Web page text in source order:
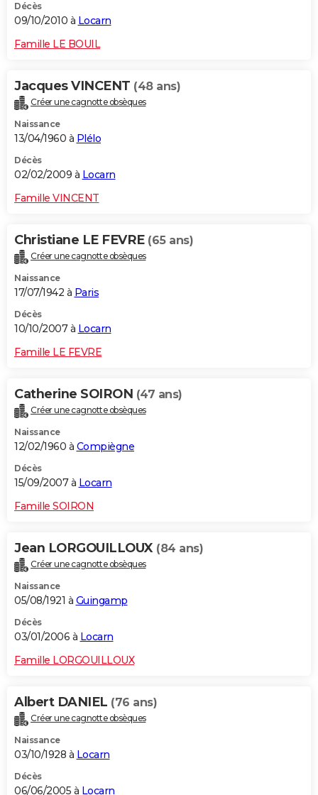
Décès
09/10/2010 à Locarn
Famille LE BOUIL
Jacques VINCENT (48 ans)
Créer une cagnotte obsèques
Naissance
13/04/1960 à Plélo
Décès
02/02/2009 à Locarn
Famille VINCENT
Christiane LE FEVRE (65 ans)
Créer une cagnotte obsèques
Naissance
17/07/1942 à Paris
Décès
10/10/2007 à Locarn
Famille LE FEVRE
Catherine SOIRON (47 ans)
Créer une cagnotte obsèques
Naissance
12/02/1960 à Compiègne
Décès
15/09/2007 à Locarn
Famille SOIRON
Jean LORGOUILLOUX (84 ans)
Créer une cagnotte obsèques
Naissance
05/08/1921 à Guingamp
Décès
03/01/2006 à Locarn
Famille LORGOUILLOUX
Albert DANIEL (76 ans)
Créer une cagnotte obsèques
Naissance
03/10/1928 à Locarn
Décès
06/06/2005 à Locarn